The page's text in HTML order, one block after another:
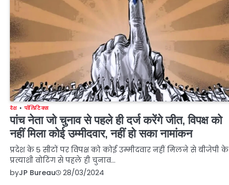
देश पॉलिटिक्स
पांच नेता जो चुनाव से पहले ही दर्ज करेंगे जीत, विपक्ष को
नहीं मिला कोई उम्मीदवार, नहीं हो सका नामांकन
प्रदेश के 5 सीटों पर विपक्ष को कोई उम्मीदवार नहीं मिलने से बीजेपी के
प्रत्याशी वोटिंग से पहले ही चुनाव…
byJP Bureau 28/03/2024